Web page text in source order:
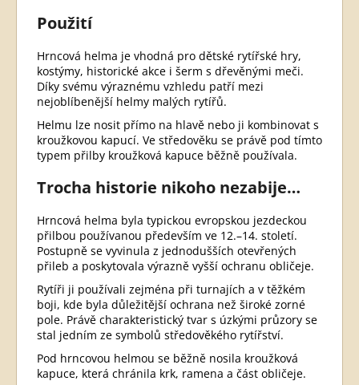
Použití
Hrncová helma je vhodná pro dětské rytířské hry,
kostýmy, historické akce i šerm s dřevěnými meči.
Díky svému výraznému vzhledu patří mezi
nejoblíbenější helmy malých rytířů.
Helmu lze nosit přímo na hlavě nebo ji kombinovat s
kroužkovou kapucí. Ve středověku se právě pod tímto
typem přilby kroužková kapuce běžně používala.
Trocha historie nikoho nezabije…
Hrncová helma byla typickou evropskou jezdeckou
přilbou používanou především ve 12.–14. století.
Postupně se vyvinula z jednodušších otevřených
přileb a poskytovala výrazně vyšší ochranu obličeje.
Rytíři ji používali zejména při turnajích a v těžkém
boji, kde byla důležitější ochrana než široké zorné
pole. Právě charakteristický tvar s úzkými průzory se
stal jedním ze symbolů středověkého rytířství.
Pod hrncovou helmou se běžně nosila kroužková
kapuce, která chránila krk, ramena a část obličeje.